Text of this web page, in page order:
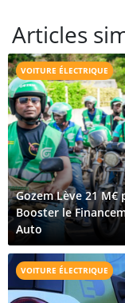
Articles
VOITURE ÉLECTRIQUE
Gozem Lève 21 M€
Booster le
Auto
VOITURE ÉLECTRIQUE